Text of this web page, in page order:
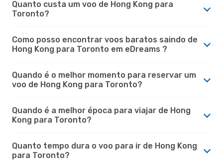
Quanto custa um voo de Hong Kong para
Toronto?
Como posso encontrar voos baratos saindo de
Hong Kong para Toronto em eDreams ?
Quando é o melhor momento para reservar um
voo de Hong Kong para Toronto?
Quando é a melhor época para viajar de Hong
Kong para Toronto?
Quanto tempo dura o voo para ir de Hong Kong
para Toronto?